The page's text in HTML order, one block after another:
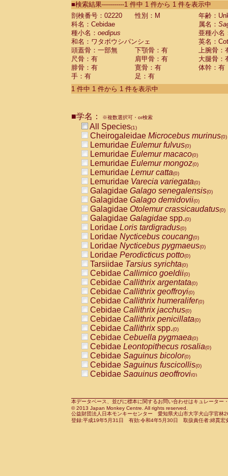
CebidaeSaguinus labiatus(0)
Cebidae Saguinus leucopus (0)
Cebidae
Cebidae
CebidaeSaguinus nigricollis (0)
Cebidae Saguinus oedipus
Cebidae Saguinus weddelli
Cebidae Saguinusspp.
Cebidae Aotus trivirgatus
Cebidae Cebus albifrons
CebidaeCebus nigrivittatus
CebidaeCebus
CebidaeSaimiri boliviensis(0)
CebidaeSaimiri sciureus(0)
AtelidaeAlouatta caraya(0)
AtelidaeAlouatta fusca(0)
AtelidaeAlouatta seniculus
AtelidaeAlouattaspp.(0)
AtelidaeAteles belzebuth(0)
AtelidaeAteles geoffroyi(0)
AtelidaeAteles paniscus(0)
AtelidaeAtelesspp.(0)
Atelidae Lagothrix lagothricha
AtelidaeLagothrix lagothricha cana
PitheciidaeCacajao calvus
PitheciidaeCallicebus cupreus
PitheciidaeCallicebus donacophilus
PitheciidaeCallicebus moloch
PitheciidaeCallicebus torquatus
PitheciidaeCallicebusspp.(0)
PitheciidaeChiropotes satanas(0)
PitheciidaePithecia monachus
PitheciidaePithecia pithecia(0)
CercopithecidaeCercocebus agilis
CercopithecidaeCercocebus
CercopithecidaeCercocebus
CercopithecidaeCercocebus
CercopithecidaeCercocebus
CercopithecidaeCercocebushybrid
CercopithecidaePapio anubis(0)
CercopithecidaePapio cynocephalus
CercopithecidaePapio hamadryas(0)
■検索結果-----------1 件中 1 件から 1 件を表示中
剖検番号：02220
性別：M
年齢：
科名：Cebidae
属名：
種小名： oedipus
亜種小名
和名：ワタボウシパンシェ
英名：
頭蓋骨：一部無
下顎骨：有
上腕骨：
尺骨：有
肩甲骨：有
大腿骨：
腓骨：有
寛骨：有
体幹：有
手：有
足：有
1 件中 1 件から 1 件を表示中
■学名： ※複数選択可・or検索
All Species(1)
Cheirogaleidae Microcebus murinus(0)
Lemuridae Eulemur fulvus(0)
Lemuridae Eulemur macaco(0)
Lemuridae Eulemur mongoz(0)
Lemuridae Lemur catta(0)
Lemuridae Varecia variegata(0)
Galagidae Galago senegalensis(0)
Galagidae Galago demidovii(0)
Galagidae Otolemur crassicaudatus(0)
Galagidae Galagidae spp.(0)
Loridae Loris tardigradus(0)
Loridae Nycticebus coucang(0)
Loridae Nycticebus pygmaeus(0)
Loridae Perodicticus potto(0)
Tarsiidae Tarsius syrichta(0)
Cebidae Callimico goeldii(0)
Cebidae Callithrix argentata(0)
Cebidae Callithrix geoffroyi(0)
Cebidae Callithrix humeralifer(0)
Cebidae Callithrix jacchus(0)
Cebidae Callithrix penicillata(0)
Cebidae Callithrixspp.(0)
Cebidae Cebuella pygmaea(0)
Cebidae Leontopithecus rosalia(0)
Cebidae Saguinus bicolor(0)
Cebidae Saguinus fuscicollis(0)
Cebidae Saguinus geoffroyi(0)
CebidaeSaguinus leucopus(0)
CebidaeSaguinus midas(0)
Cebidae Saguinus mystax(0)
本データベース、並びに標本に関するお問い合わせはキュレータ
© 2013 Japan Monkey Centre. All rights reserved.
公益財団法人日本モンキーセンター 愛知県犬山市大字犬山字官
登録:平成19年5月31日 有効:令和4年5月30日 取扱責任者:綿貫宏